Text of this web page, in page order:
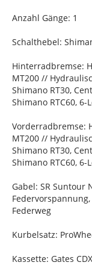
Anzahl Gänge: 1
Schalthebel:
Hinterradbremse:
MT200 //
Shimano RT30,
Shimano RTC60, 6-
Vorderradbremse:
MT200 //
Shimano RT30,
Shimano RTC60, 6-
Gabel: SR Suntour
Federweg
Kurbelsatz:
Kassette: Gates